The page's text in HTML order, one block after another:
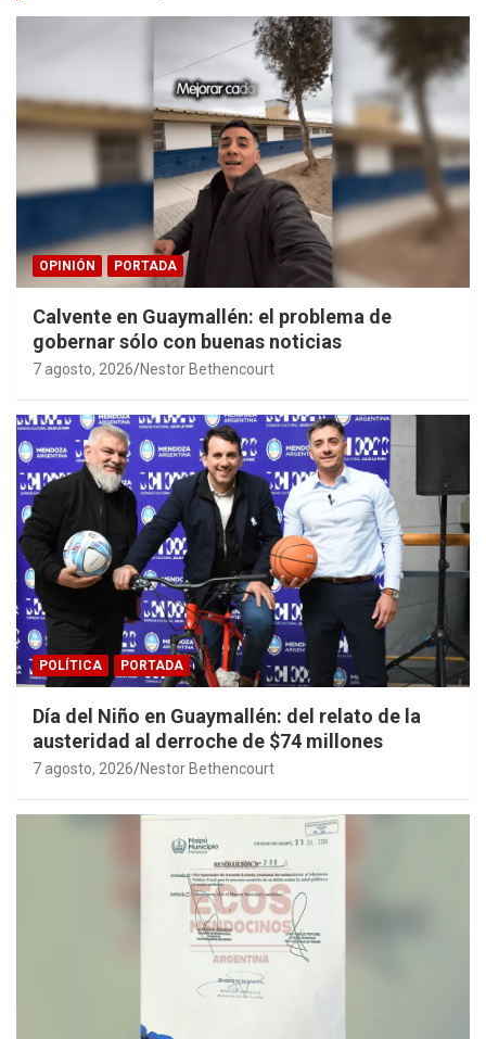
OPINIÓN PORTADA
Calvente en Guaymallén: el problema de
gobernar sólo con buenas noticias
7 agosto, 2026 Nestor Bethencourt
POLÍTICA PORTADA
Día del Niño en Guaymallén: del relato de la
austeridad al derroche de $74 millones
7 agosto, 2026 Nestor Bethencourt